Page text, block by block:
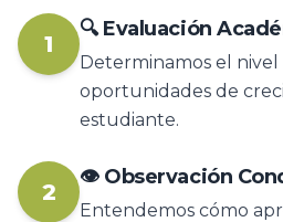
1
🔍 Evaluación
Determinamos el nivel
oportunidades de
estudiante.
2
👁️ Observación
Entendemos cómo